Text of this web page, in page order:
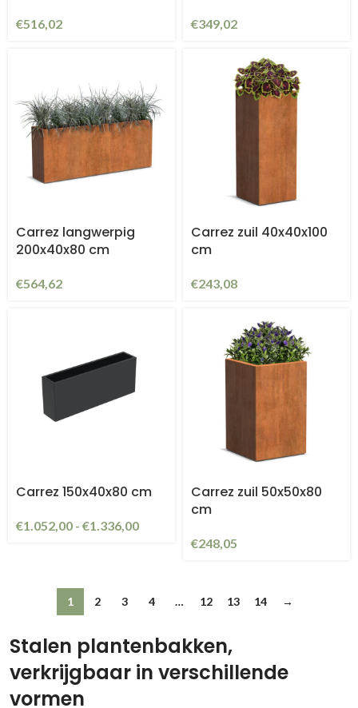
€516,02 €349,02
Carrez langwerpig
200x40x80 cm
€564,62
Carrez zuil 40x40x100
cm
€243,08
Carrez 150x40x80 cm
€1.052,00 - €1.336,00
Carrez zuil 50x50x80
cm
€248,05
1 2 3 4 … 12 13 14 →
Stalen plantenbakken,
verkrijgbaar in verschillende
vormen